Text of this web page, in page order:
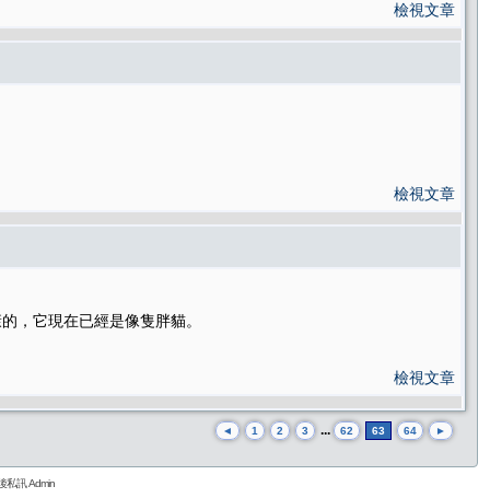
檢視文章
檢視文章
，它現在已經是像隻胖貓。
檢視文章
◄ 1 2 3 ... 62 63 64 ►
私訊 Admin